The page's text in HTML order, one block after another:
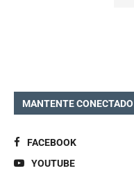
MANTENTE CONECTADO
FACEBOOK
YOUTUBE